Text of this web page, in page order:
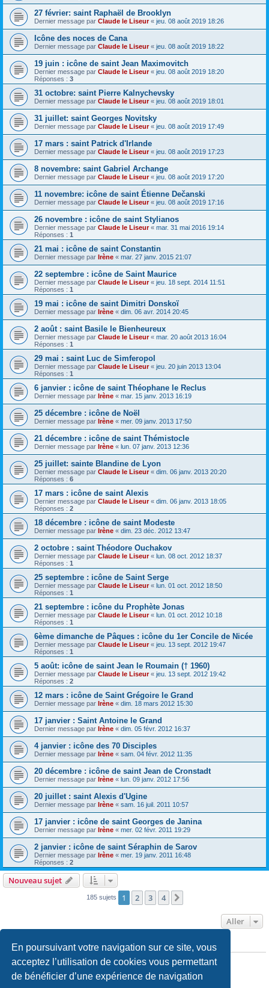
En poursuivant votre navigation sur ce site, vous
acceptez l’utilisation de cookies vous permettant
de bénéficier d’une expérience de navigation
27 février: saint Raphaël de Brooklyn
Dernier message par Claude le Liseur« jeu. 08 août 2019 18:26
Icône des noces de Cana
Dernier message par Claude le Liseur« jeu. 08 août 2019 18:22
19 juin : icône de saint Jean Maximovitch
Dernier message par Claude le Liseur« jeu. 08 août 2019 18:20
Réponses : 3
31 octobre: saint Pierre Kalnychevsky
Dernier message par Claude le Liseur« jeu. 08 août 2019 18:01
31 juillet: saint Georges Novitsky
Dernier message par Claude le Liseur« jeu. 08 août 2019 17:49
17 mars : saint Patrick d'Irlande
Dernier message par Claude le Liseur« jeu. 08 août 2019 17:23
8 novembre: saint Gabriel Archange
Dernier message par Claude le Liseur« jeu. 08 août 2019 17:20
11 novembre: icône de saint Étienne Dečanski
Dernier message par Claude le Liseur« jeu. 08 août 2019 17:16
26 novembre : icône de saint Stylianos
Dernier message par Claude le Liseur« mar. 31 mai 2016 19:14
Réponses : 1
21 mai : icône de saint Constantin
Dernier message par Irène « mar. 27 janv. 2015 21:07
22 septembre : icône de Saint Maurice
Dernier message par Claude le Liseur« jeu. 18 sept. 2014 11:51
Réponses : 1
19 mai : icône de saint Dimitri Donskoï
Dernier message par Irène « dim. 06 avr. 2014 20:45
2 août : saint Basile le Bienheureux
Dernier message par Claude le Liseur« mar. 20 août 2013 16:04
Réponses : 1
29 mai : saint Luc de Simferopol
Dernier message par Claude le Liseur« jeu. 20 juin 2013 13:04
Réponses : 1
6 janvier : icône de saint Théophane le Reclus
Dernier message par Irène « mar. 15 janv. 2013 16:19
25 décembre : icône de Noël
Dernier message par Irène « mer. 09 janv. 2013 17:50
21 décembre : icône de saint Thémistocle
Dernier message par Irène « lun. 07 janv. 2013 12:36
25 juillet: sainte Blandine de Lyon
Dernier message par Claude le Liseur« dim. 06 janv. 2013 20:20
Réponses : 6
17 mars : icône de saint Alexis
Dernier message par Claude le Liseur« dim. 06 janv. 2013 18:05
Réponses : 2
18 décembre : icône de saint Modeste
Dernier message par Irène « dim. 23 déc. 2012 13:47
2 octobre : saint Théodore Ouchakov
Dernier message par Claude le Liseur« lun. 08 oct. 2012 18:37
Réponses : 1
25 septembre : icône de Saint Serge
Dernier message par Claude le Liseur« lun. 01 oct. 2012 18:50
Réponses : 1
21 septembre : icône du Prophète Jonas
Dernier message par Claude le Liseur« lun. 01 oct. 2012 10:18
Réponses : 1
6ème dimanche de Pâques : icône du 1er Concile de Nicée
Dernier message par Claude le Liseur« jeu. 13 sept. 2012 19:47
Réponses : 1
5 août: icône de saint Jean le Roumain († 1960)
Dernier message par Claude le Liseur« jeu. 13 sept. 2012 19:42
Réponses : 2
12 mars : icône de Saint Grégoire le Grand
Dernier message par Irène « dim. 18 mars 2012 15:30
17 janvier : Saint Antoine le Grand
Dernier message par Irène « dim. 05 févr. 2012 16:37
4 janvier : icône des 70 Disciples
Dernier message par Irène « sam. 04 févr. 2012 11:35
20 décembre : icône de saint Jean de Cronstadt
Dernier message par Irène « lun. 09 janv. 2012 17:56
20 juillet : saint Alexis d'Ugine
Dernier message par Irène « sam. 16 juil. 2011 10:57
17 janvier : icône de saint Georges de Janina
Dernier message par Irène « mer. 02 févr. 2011 19:29
2 janvier : icône de saint Séraphin de Sarov
Dernier message par Irène « mer. 19 janv. 2011 16:48
Réponses : 2
Nouveau sujet
185 sujets 1 2 3 4
Aller
PERMISSIONS DU FORUM
Vousne pouvez paspublier de nouveaux sujets dans ce forum
Vousne pouvez pasrépondre aux sujets dans ce forum
Vousne pouvez pasmodifier vos messages dans ce forum
supprimer vos messages dans ce forum